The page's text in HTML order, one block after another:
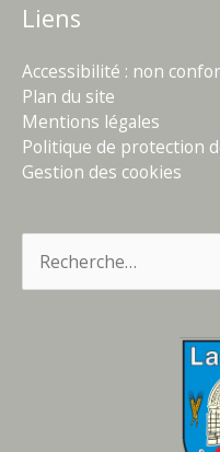
Liens
Accessibilité : non
Plan du site
Mentions légales
Politique de protection
Gestion des cookies